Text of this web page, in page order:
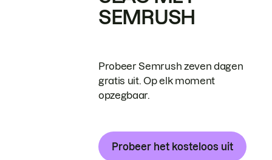
SEMRUSH
Probeer Semrush zeven dagen
gratis uit. Op elk moment
opzegbaar.
Probeer het kosteloos uit